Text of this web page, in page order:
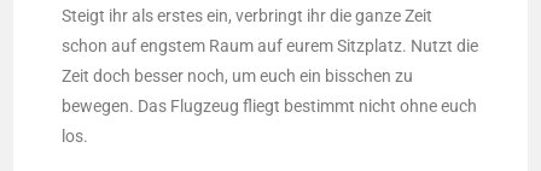
Steigt ihr als erstes ein, verbringt ihr die ganze Zeit
schon auf engstem Raum auf eurem Sitzplatz. Nutzt die
Zeit doch besser noch, um euch ein bisschen zu
bewegen. Das Flugzeug fliegt bestimmt nicht ohne euch
los.